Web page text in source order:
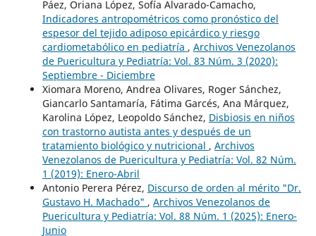
Páez, Oriana López, Sofía Alvarado-Camacho,
Indicadores antropométricos como pronóstico del
espesor del tejido adiposo epicárdico y riesgo
cardiometabólico en pediatría , Archivos Venezolanos
de Puericultura y Pediatría: Vol. 83 Núm. 3 (2020):
Septiembre - Diciembre
Xiomara Moreno, Andrea Olivares, Roger Sánchez,
Giancarlo Santamaría, Fátima Garcés, Ana Márquez,
Karolina López, Leopoldo Sánchez, Disbiosis en niños
con trastorno autista antes y después de un
tratamiento biológico y nutricional , Archivos
Venezolanos de Puericultura y Pediatría: Vol. 82 Núm.
1 (2019): Enero-Abril
Antonio Perera Pérez, Discurso de orden al mérito "Dr.
Gustavo H. Machado" , Archivos Venezolanos de
Puericultura y Pediatría: Vol. 88 Núm. 1 (2025): Enero-
Junio